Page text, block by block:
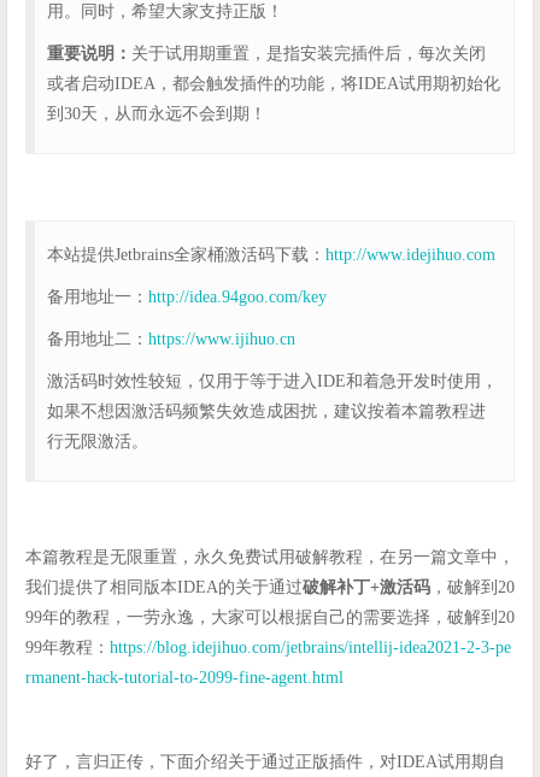
用。同时，希望大家支持正版！
重要说明： 关于试用期重置，是指安装完插件后，每次关闭
或者启动IDEA，都会触发插件的功能，将IDEA试用期初始化
到30天，从而永远不会到期！
本站提供Jetbrains全家桶激活码下载： http://www.idejihuo.com
备用地址一： http://idea.94goo.com/key
备用地址二： https://www.ijihuo.cn
激活码时效性较短，仅用于等于进入IDE和着急开发时使用，
如果不想因激活码频繁失效造成困扰，建议按着本篇教程进
行无限激活。
本篇教程是无限重置，永久免费试用破解教程，在另一篇文章中，
我们提供了相同版本IDEA的关于通过破解补丁+激活码 ，破解到20
99年的教程，一劳永逸，大家可以根据自己的需要选择，破解到20
99年教程： https://blog.idejihuo.com/jetbrains/intellij-idea2021-2-3-pe
rmanent-hack-tutorial-to-2099-fine-agent.html
好了，言归正传，下面介绍关于通过正版插件，对IDEA试用期自